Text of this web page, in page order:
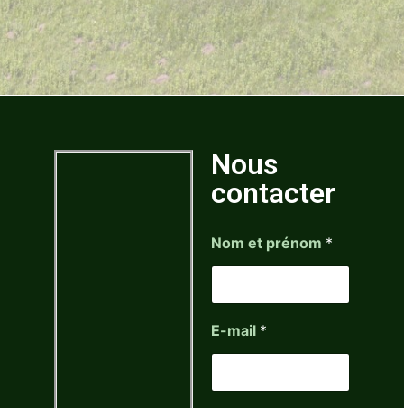
Nous
contacter
Nom et prénom *
E-mail *